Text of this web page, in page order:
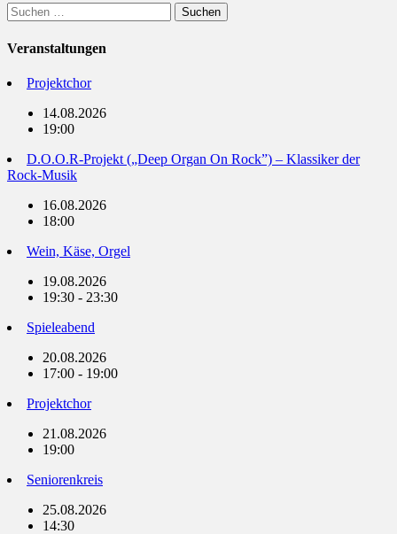
Suchen
nach:
Veranstaltungen
Projektchor
14.08.2026
19:00
D.O.O.R-Projekt („Deep Organ On Rock”) – Klassiker der
Rock-Musik
16.08.2026
18:00
Wein, Käse, Orgel
19.08.2026
19:30 - 23:30
Spieleabend
20.08.2026
17:00 - 19:00
Projektchor
21.08.2026
19:00
Seniorenkreis
25.08.2026
14:30